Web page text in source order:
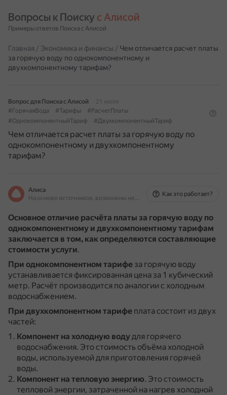
Вопросы к Поиску с Алисой
Примеры ответов Поиска с Алисой
Главная / Экономика и финансы / Чем отличается расчет платы
за горячую воду по однокомпонентному и
двухкомпонентному тарифам?
Вопрос для Поиска с Алисой
21 июля
#ГорячаяВода
#Тарифы
#РасчетПлаты
#ОднокомпонентныйТариф
#ДвухкомпонентныйТариф
Чем отличается расчет платы за горячую воду по
однокомпонентному и двухкомпонентному
тарифам?
Алиса
На основе источников, возможны неточности
Как это работает?
Основное отличие расчёта платы за горячую воду по
однокомпонентному и двухкомпонентному тарифам
заключается в том, как определяются составляющие
стоимости услуги.
При однокомпонентном тарифе за горячую воду
устанавливается фиксированная цена за 1 кубический
метр. Расчёт производится по аналогии с холодным
водоснабжением.
При двухкомпонентном тарифе плата состоит из двух
частей:
Компонент на холодную водудля горячего
водоснабжения. Это стоимость объёма холодной
воды, используемой для приготовления горячей
воды.
Компонент на тепловую энергию. Это стоимость
тепловой энергии, затраченной на нагрев холодной